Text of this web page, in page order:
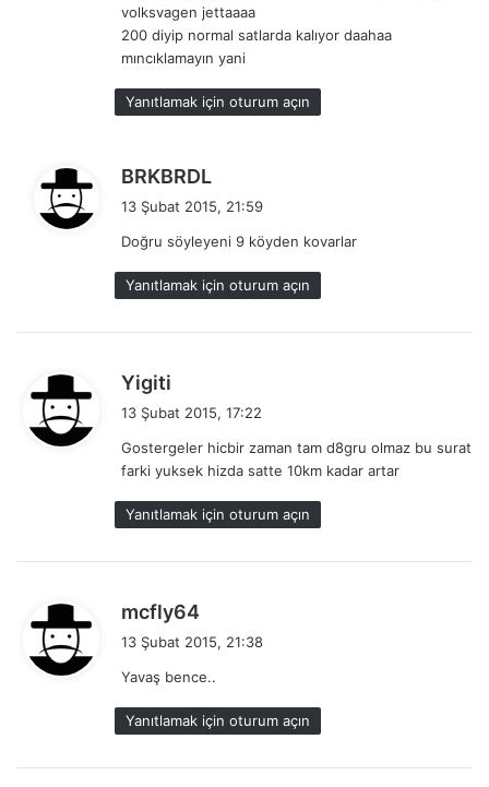
volksvagen jettaaaa
200 diyip normal satlarda kalıyor daahaa
mıncıklamayın yani
Yanıtlamak için oturum açın
BRKBRDL
i
k
i
13 Şubat 2015, 21:59
Doğru söyleyeni 9 köyden kovarlar
Yanıtlamak için oturum açın
Yigiti
i
k
i
:
13 Şubat 2015, 17:22
Gostergeler hicbir zaman tam d8gru olmaz bu surat
farki yuksek hizda satte 10km kadar artar
Yanıtlamak için oturum açın
mcfly64
i
k
i
13 Şubat 2015, 21:38
Yavaş bence..
Yanıtlamak için oturum açın